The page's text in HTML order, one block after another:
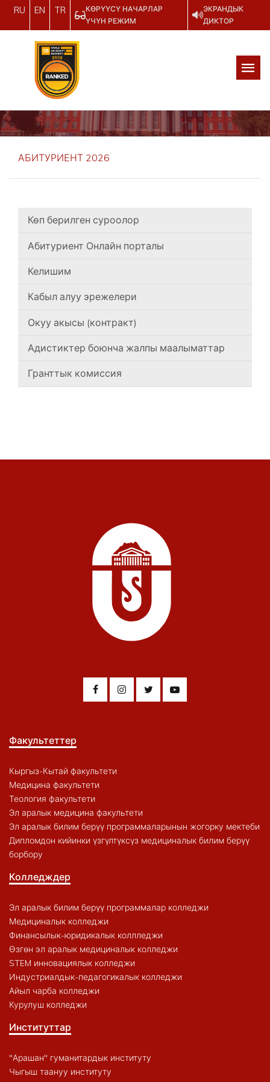
RU EN TR
КӨРҮҮСҮ НАЧАРЛАР
ҮЧҮН РЕЖИМ
ЭКРАНДЫК
ДИКТОР
АБИТУРИЕНТ 2026
Көп берилген суроолор
Абитуриент Онлайн порталы
Келишим
Кабыл алуу эрежелери
Окуу акысы (контракт)
Адистиктер боюнча жалпы маалыматтар
Гранттык комиссия
Факультеттер
Кыргыз-Кытай факультети
Медицина факультети
Теология факультети
Эл аралык медицина факультети
Эл аралык билим берүү программаларынын жогорку мектеби
Дипломдон кийинки үзгүлтүксүз медициналык билим берүү
борбору
Колледждер
Эл аралык билим берүү программалар колледжи
Медициналык колледжи
Финансылык-юридикалык коллледжи
Өзгөн эл аралык медициналык колледжи
STEM инновациялык колледжи
Индустриалдык-педагогикалык колледжи
Айыл чарба колледжи
Курулуш колледжи
Институттар
"Арашан" гуманитардык институту
Чыгыш таануу институту